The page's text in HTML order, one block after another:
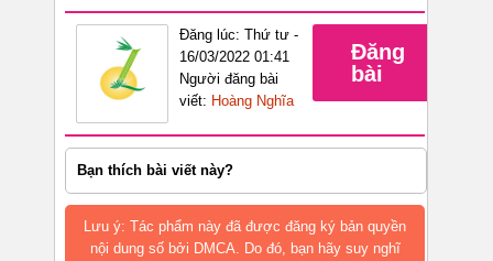
Đăng lúc: Thứ tư -
16/03/2022 01:41
Người đăng bài
viết: Hoàng Nghĩa
Đăng
bài
Bạn thích bài viết này?
Lưu ý: Tác phẩm này đã được đăng ký bản quyền
nội dung số bởi DMCA. Do đó, bạn hãy suy nghĩ